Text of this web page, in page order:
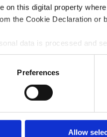
on this digital property
the Cookie Declaration or
data is processed and
with our social media,
to them or that they’ve
Preferences
Allow